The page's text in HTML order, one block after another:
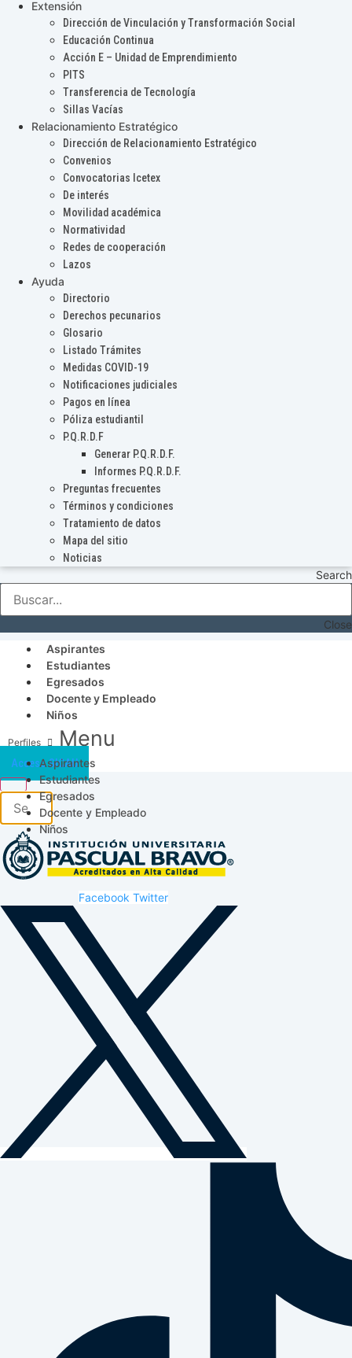
Extensión
Dirección de Vinculación y Transformación Social
Educación Continua
Acción E – Unidad de Emprendimiento
PITS
Transferencia de Tecnología
Sillas Vacías
Relacionamiento Estratégico
Dirección de Relacionamiento Estratégico
Convenios
Convocatorias Icetex
De interés
Movilidad académica
Normatividad
Redes de cooperación
Lazos
Ayuda
Directorio
Derechos pecunarios
Glosario
Listado Trámites
Medidas COVID-19
Notificaciones judiciales
Pagos en línea
Póliza estudiantil
P.Q.R.D.F
Generar P.Q.R.D.F.
Informes P.Q.R.D.F.
Preguntas frecuentes
Términos y condiciones
Tratamiento de datos
Mapa del sitio
Noticias
Search
Close
Aspirantes
Estudiantes
Egresados
Docente y Empleado
Niños
Menu
Aspirantes
Estudiantes
Egresados
Docente y Empleado
Niños
Acceso SICAU
Facebook Twitter